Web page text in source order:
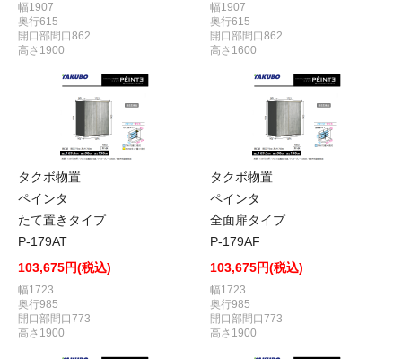
幅1907
奥行615
開口部間口862
高さ1900
幅1907
奥行615
開口部間口862
高さ1600
タクボ物置
ペインタ
たて置きタイプ
P-179AT
103,675円(税込)
幅1723
奥行985
開口部間口773
高さ1900
タクボ物置
ペインタ
全面扉タイプ
P-179AF
103,675円(税込)
幅1723
奥行985
開口部間口773
高さ1900